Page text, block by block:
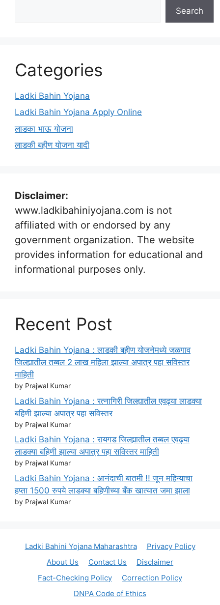
Search
Categories
Ladki Bahin Yojana
Ladki Bahin Yojana Apply Online
लाडका भाऊ योजना
लाडकी बहीण योजना यादी
Disclaimer:
www.ladkibahiniyojana.com is not
affiliated with or endorsed by any
government organization. The website
provides information for educational and
informational purposes only.
Recent Post
Ladki Bahin Yojana : लाडकी बहीण योजनेमध्ये जळगाव
जिल्ह्यातील तब्बल 2 लाख महिला झाल्या अपात्र पहा सविस्तर
माहिती
by Prajwal Kumar
Ladki Bahin Yojana : रत्नागिरी जिल्ह्यातील एवढ्या लाडक्या
बहिणी झाल्या अपात्र पहा सविस्तर
by Prajwal Kumar
Ladki Bahin Yojana : रायगड जिल्ह्यातील तब्बल एवढ्या
लाडक्या बहिणी झाल्या अपात्र पहा सविस्तर माहिती
by Prajwal Kumar
Ladki Bahin Yojana : आनंदाची बातमी !! जून महिन्याचा
हप्ता 1500 रुपये लाडक्या बहिणीच्या बँक खात्यात जमा झाला
by Prajwal Kumar
Ladki Bahini Yojana Maharashtra
Privacy Policy
About Us
Contact Us
Disclaimer
Fact-Checking Policy
Correction Policy
DNPA Code of Ethics